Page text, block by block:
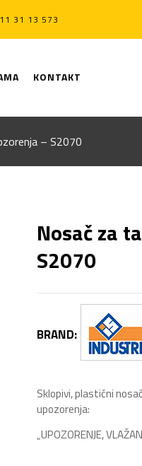
31 13 573
KONTAKT
– S2070
Nosač za
S2070
BRAND:
Sklopivi, plastični
upozorenja:
„UPOZORENJE,